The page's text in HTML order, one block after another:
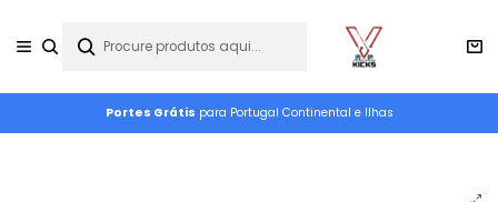
Portes Grátis para Portugal Continental e Ilhas